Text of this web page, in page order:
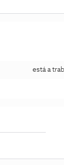
está a